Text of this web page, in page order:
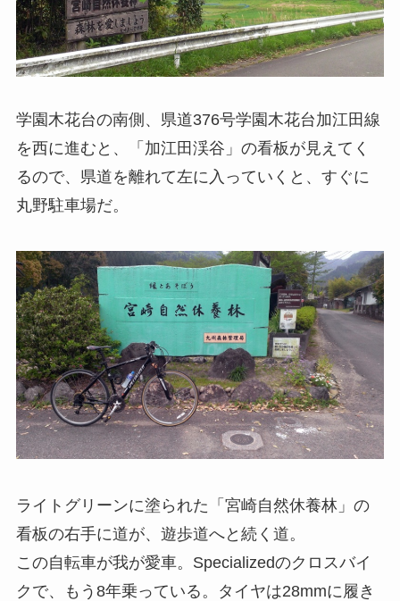
学園木花台の南側、県道376号学園木花台加江田線
を西に進むと、「加江田渓谷」の看板が見えてく
るので、県道を離れて左に入っていくと、すぐに
丸野駐車場だ。
ライトグリーンに塗られた「宮崎自然休養林」の
看板の右手に道が、遊歩道へと続く道。
この自転車が我が愛車。Specializedのクロスバイ
クで、もう8年乗っている。タイヤは28mmに履き